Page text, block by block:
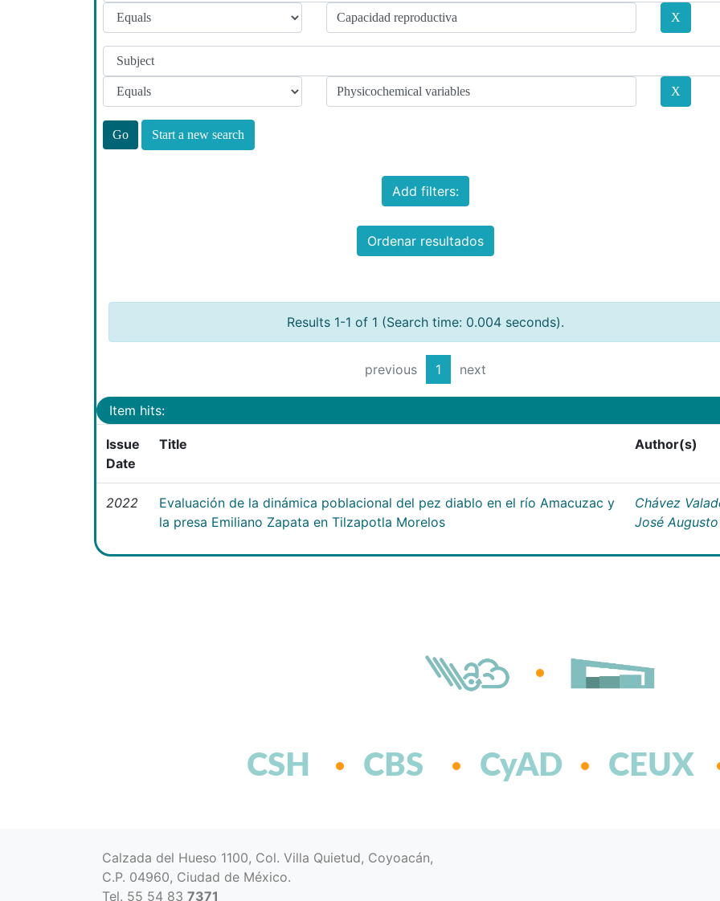
Start a new search
Add filters:
Ordenar resultados
Results 1-1 of 1 (Search time: 0.004 seconds).
previous 1 next
Item hits:
Issue
Date
Title Author(s)
2022
Evaluación de la dinámica poblacional del pez diablo en el río Amacuzac y
la presa Emiliano Zapata en Tilzapotla Morelos
Chávez
José Augusto
CSH CBS CyAD CEUX
Calzada del Hueso 1100, Col. Villa Quietud, Coyoacán,
C.P. 04960, Ciudad de México.
Tel. 55 54 83 7371